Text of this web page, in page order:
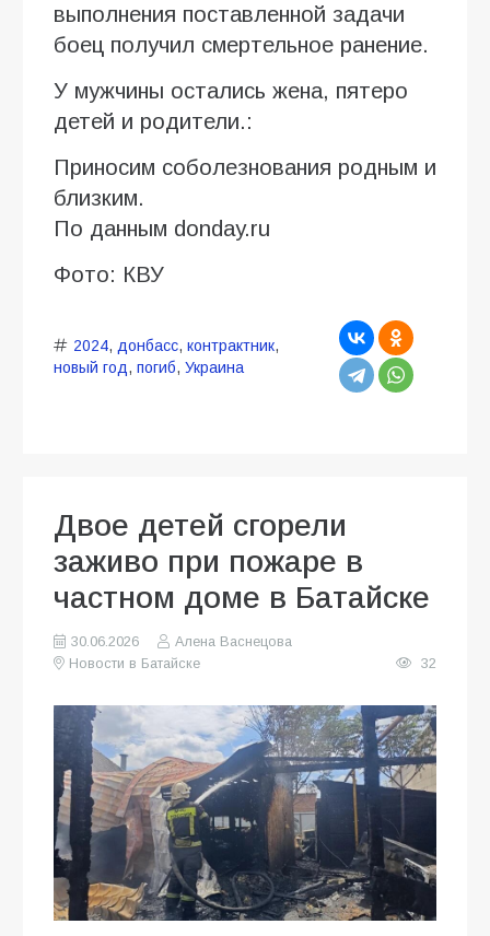
выполнения поставленной задачи
боец получил смертельное ранение.
У мужчины остались жена, пятеро
детей и родители.:
Приносим соболезнования родным и
близким.
По данным donday.ru
Фото: КВУ
2024, донбасс, контрактник,
новый год, погиб, Украина
Двое детей сгорели
заживо при пожаре в
частном доме в Батайске
30.06.2026
Алена Васнецова
Новости в Батайске
32